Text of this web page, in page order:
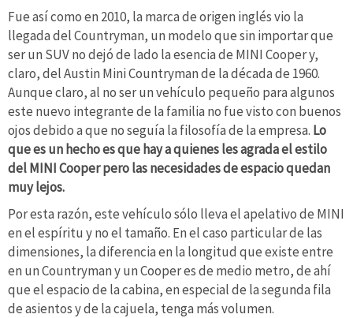
Fue así como en 2010, la marca de origen inglés vio la
llegada del Countryman, un modelo que sin importar que
ser un SUV no dejó de lado la esencia de MINI Cooper y,
claro, del Austin Mini Countryman de la década de 1960.
Aunque claro, al no ser un vehículo pequeño para algunos
este nuevo integrante de la familia no fue visto con buenos
ojos debido a que no seguía la filosofía de la empresa. Lo
que es un hecho es que hay a quienes les agrada el estilo
del MINI Cooper pero las necesidades de espacio quedan
muy lejos.
Por esta razón, este vehículo sólo lleva el apelativo de MINI
en el espíritu y no el tamaño. En el caso particular de las
dimensiones, la diferencia en la longitud que existe entre
en un Countryman y un Cooper es de medio metro, de ahí
que el espacio de la cabina, en especial de la segunda fila
de asientos y de la cajuela, tenga más volumen.